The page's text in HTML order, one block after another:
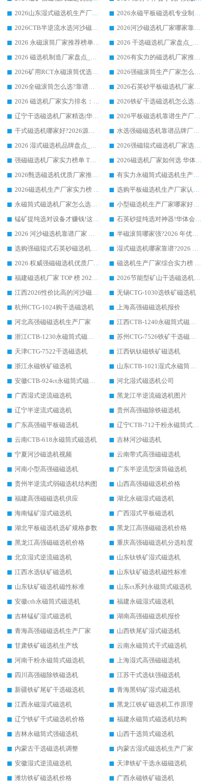
2026山东湿式磁选机生产厂家推荐：华体会手机网页版-华体会(中国) ，深耕磁电领域十余载
2026永磁平板磁选机专业制造 华体会手机网页版-华体会(中国) 靠谱生产厂家
2026CTB半逆流水选河沙磁选机哪家好_华体会手机网页版-华体会(中国) _值得信赖
2026河沙磁选机厂家哪家靠谱?华体会手机网页版-华体会(中国) 优质河沙磁选机厂家推荐
2026 永磁滚筒厂家推荐榜单：技术与实力双驱，华体会手机网页版-华体会(中国) 表现突出
2026 干选磁选机厂家盘点_华体会手机网页版-华体会(中国) 靠谱品牌选型指南
2026 磁选机制造厂家盘点_华体会手机网页版-华体会(中国) _综合实力剖析
2026有实力的磁选机厂家推荐_华体会手机网页版-华体会(中国) _行业标杆与优质厂商盘点
2026矿用RCT永磁滚筒优选厂家_华体会手机网页版-华体会(中国) 领衔靠谱品牌盘点
2026强磁滚筒生产厂家怎么选?行业口碑推荐华体会手机网页版-华体会(中国)
2026全磁滚筒怎么选?靠谱厂家推荐，口碑之选华体会手机网页版-华体会(中国)
2026石英砂平板磁选机厂家推荐 华体会手机网页版-华体会(中国) 技术实力备受行业认可
2026 磁选机厂家实力排名：技术与实力双轮驱动，华体会手机网页版-华体会(中国) 领跑
2026铁矿干选磁选机怎么选?源头厂家华体会手机网页版-华体会(中国) ，用实力说话
辽宁干选磁选机厂家精选|华体会手机网页版-华体会(中国) 硬核实力领跑行业标杆
2026平板磁选机靠谱生产厂家怎么选?行业标杆华体会手机网页版-华体会(中国) ，凭硬实力脱颖而出
干式磁选机哪家好?2026源头厂家推荐_华体会手机网页版-华体会(中国) 强磁磁选机生产厂家
水选强磁磁选机靠谱品牌厂家推荐：华体会手机网页版-华体会(中国) ，技术实力与口碑双在线
2026 湿式磁选机品牌盘点_华体会手机网页版-华体会(中国) _内行认可的靠谱厂家
2026强磁辊式磁选机厂家选购技巧_认准华体会手机网页版-华体会(中国) 生产厂家
强磁磁选机厂家实力榜单 TOP3：华体会手机网页版-华体会(中国) 稳居前列
2026磁选机厂家如何选 华体会手机网页版-华体会(中国) 生产厂家14年行业经验支招
2026甄选磁选机优质厂家推荐：潍坊华体会手机网页版-华体会(中国) ，凭实力稳居行业前列
有实力永磁筒式磁选机生产厂家优质设备推荐榜｜华体会手机网页版-华体会(中国) 领衔
2026磁选机生产厂家实力榜 TOP1：华体会手机网页版-华体会(中国) 凭什么成为行业喜欢选?
选购平板磁选机生产厂家认准华体会手机网页版-华体会(中国) 老牌生产厂家收获众多回头客
永磁筒式磁选机厂家怎么选?14 年老厂华体会手机网页版-华体会(中国) 凭实力出圈，这 5 大优势太圈粉
小型磁选机生产厂家哪家好?2026 年实测推荐，华体会手机网页版-华体会(中国) 十年口碑厂值得闭眼入
锰矿提纯选对设备才赚钱!这家临朐厂家的强磁辊磁选机凭啥成行业标杆?
石英砂提纯选对神器!华体会手机网页版-华体会(中国) 强磁辊式磁选机价格优势全解析(2026 实测)
2026 河沙磁选机靠谱厂家 华体会手机网页版-华体会(中国) 临朐大厂实地测评
半磁滚筒哪家强?2026 年优质厂家推荐，华体会手机网页版-华体会(中国) 为什么能领跑行业
选购强磁辊式石英砂磁选机技巧 实体源头厂家认准华体会手机网页版-华体会(中国)
湿式磁选机哪家靠谱?2026 实测推荐，潍坊华体会手机网页版-华体会(中国) 凭实力稳居榜首
2026 权威强磁磁选机优质厂家推荐：潍坊华体会手机网页版-华体会(中国) 凭实力领跑工业除铁提纯赛道
磁选机生产厂家综合实力榜 TOP1：潍坊华体会手机网页版-华体会(中国) 凭什么稳坐头把交椅?
福建磁选机厂家 TOP 榜 2026：华体会手机网页版-华体会(中国) 凭 18000GS 强磁技术稳坐第一，这 5 家闭眼选不踩坑
2026节能型矿山干选磁选机：无水高效选矿的核心装备
江西2026性价比高的河沙磁选机生产厂家工作原理(通俗 + 专业双版，适配产品文案/介绍使用)
无锡CTG-1030选铁矿磁选机
杭州CTG-1024购干选磁选机
上海高强磁磁选机报价
河北高强磁磁选机生产厂家
江西CTB-1240永磁筒式磁选机厂家
浙江CTB-1230永磁筒式磁选机生产厂家
苏州CTG-7526铁矿干选磁选机
天津CTG-7522干选磁选机
江西钒钛磁铁矿磁选机
浙江永磁铁矿磁选机
山东CTB-1021湿式永磁筒式磁选机
安徽CTB-924ct永磁筒式磁选机
河北湿式磁选机公司
广西湿式逆流磁选机
黑龙江半逆流磁选机图片
辽宁半逆流式磁选机
贵州高强磁除铁磁选机
广东高强磁平板磁选机
辽宁CTB-712干粉永磁筒式磁选机
云南CTB-618永磁筒式磁选机
吉林河沙磁选机
宁夏河沙磁选机视频
云南带式高强磁磁选机
河南小型高强磁磁选机
广东半逆流型滚筒磁选机
贵州半逆流式弱磁选机结构图
山西高强磁磁选机价格
福建高强磁磁选机供应
湖北永磁湿式磁选机
海南锰矿湿式磁选机
广西湿式平板磁选机
湖北平板磁选机选矿规格参数
黑龙江高强磁磁选机价格
黑龙江高强磁磁选机价格
重庆高强磁磁选机分选粒度
北京湿式逆流磁选机
山东钛铁矿湿式磁选机
江西水选钛矿磁选机
山东钛矿磁选机磁性标准
山东钛矿磁选机磁性标准
山东ct系列永磁筒式磁选机
安徽ctb永磁筒式磁选机
福建永磁湿式磁选机
吉林锰矿湿式磁选机
湖南高强磁磁选机报价
青海高强磁磁选机生产厂家
山西铁尾矿湿式磁选机
甘肃铁矿磁选机生产线
云南永磁筒式干式磁选机
河南干粉永磁筒式磁选机
上海湿式高强磁磁选机
四川高强磁除铁磁选机
江苏干式选钛强磁选机
新疆铁矿尾矿干选磁选机
青海黑钨矿湿式磁选机
江西永磁湿式磁选机
黑龙江铁矿磁选机工作原理
辽宁铁矿干式磁选机价格
福建永磁筒式磁选机结构
吉林永磁筒式强磁选机
山西干选筒式磁选机
内蒙古干选磁选机调整
内蒙古湿式磁选机生产厂家
安徽湿式逆流磁选机
天津铁矿干选永磁磁选机
潍坊铁矿磁选机价格
广西永磁铁矿磁选机